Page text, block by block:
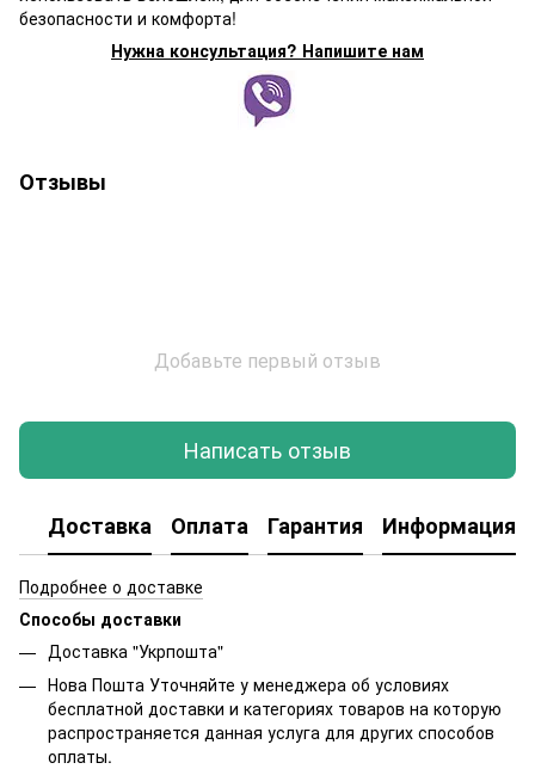
безопасности и комфорта!
Нужна консультация? Напишите нам
Отзывы
Добавьте первый отзыв
Написать отзыв
Доставка Оплата Гарантия Информация
Подробнее о доставке
Способы доставки
Доставка "Укрпошта"
Нова Пошта Уточняйте у менеджера об условиях
бесплатной доставки и категориях товаров на которую
распространяется данная услуга для других способов
оплаты.